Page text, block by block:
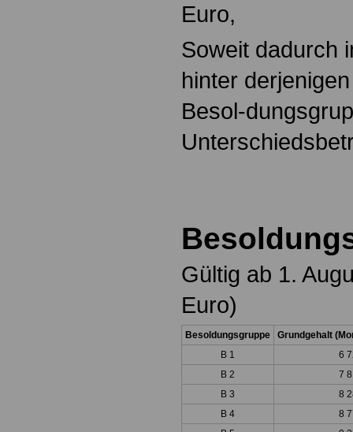
Euro,
Soweit dadurch
hinter
Besol-
Gültig ab 1.
Euro)
Besoldungsgruppe
Grundgehalt
B 1
6
B 2
7
B 3
8
B 4
8